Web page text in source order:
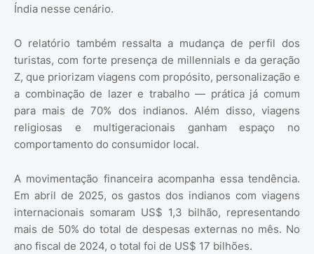
Índia nesse cenário.
O relatório também ressalta a mudança de perfil dos
turistas, com forte presença de millennials e da geração
Z, que priorizam viagens com propósito, personalização e
a combinação de lazer e trabalho — prática já comum
para mais de 70% dos indianos. Além disso, viagens
religiosas e multigeracionais ganham espaço no
comportamento do consumidor local.
A movimentação financeira acompanha essa tendência.
Em abril de 2025, os gastos dos indianos com viagens
internacionais somaram US$ 1,3 bilhão, representando
mais de 50% do total de despesas externas no mês. No
ano fiscal de 2024, o total foi de US$ 17 bilhões.